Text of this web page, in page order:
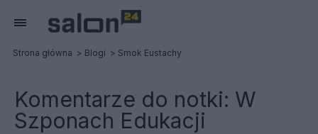
Strona główna Blogi Smok Eustachy
Komentarze do notki: W
Szponach Edukacji